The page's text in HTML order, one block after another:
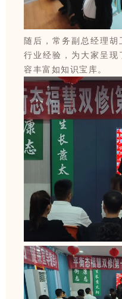
随后，常务副总经理
行业经验，为大家呈
容丰富如知识宝库。